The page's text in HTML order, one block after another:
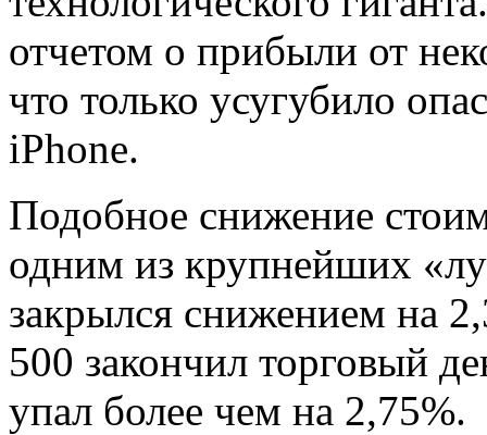
отчетом о прибыли от
что только усугубило
iPhone.
Подобное снижение
одним из крупнейших
закрылся снижением на
500 закончил торговый
упал более чем на 2,75%.